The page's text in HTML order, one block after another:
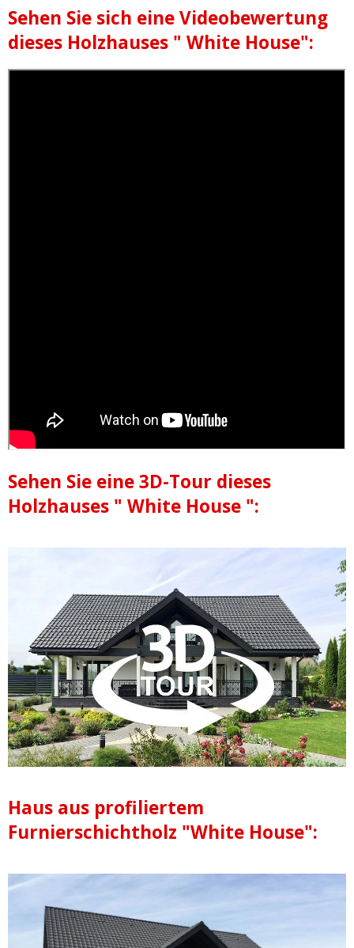
Sehen Sie sich eine Videobewertung
dieses Holzhauses " White House":
Sehen Sie eine 3D-Tour dieses
Holzhauses " White House ":
Haus aus profiliertem
Furnierschichtholz "White House":